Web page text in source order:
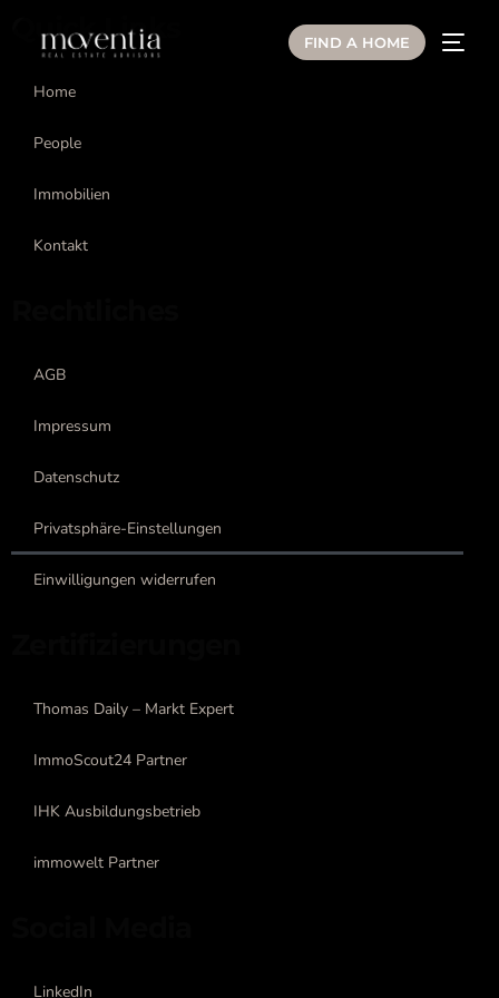
springen
FIND A HOME
Quick Links
Home
People
Immobilien
Kontakt
AGB
Impressum
Datenschutz
Privatsphäre-Einstellungen
Einwilligungen widerrufen
Thomas Daily – Markt Expert
ImmoScout24 Partner
IHK Ausbildungsbetrieb
immowelt Partner
LinkedIn